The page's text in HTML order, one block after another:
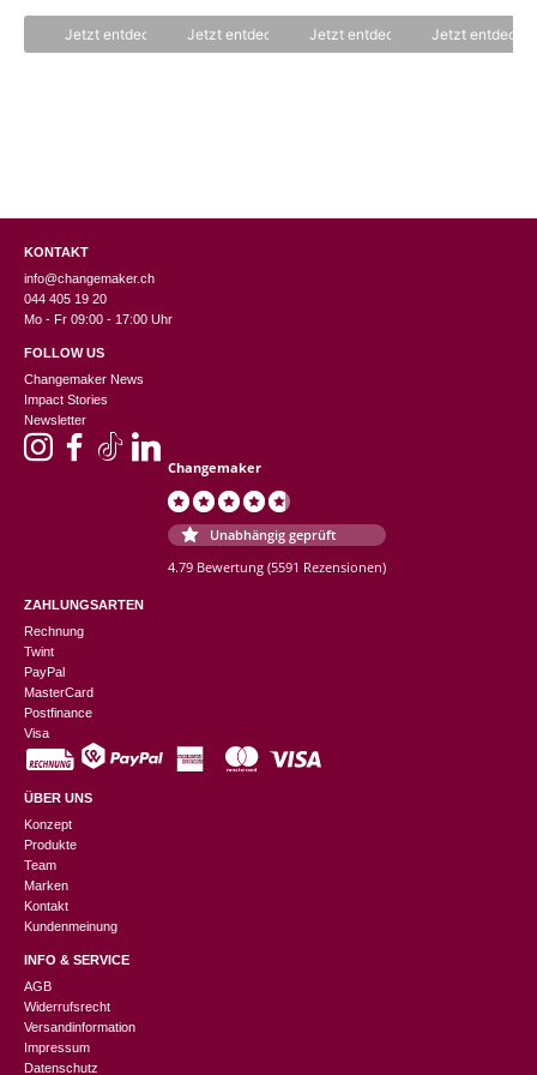
5
CHF 110.00
Preis
ist:
CHF 55.00.
Jetzt entdecken Jetzt entdecken Jetzt entdecken
5
ist:
Jetzt
KONTAKT
info@changemaker.ch
044 405 19 20
Mo - Fr 09:00 - 17:00 Uhr
FOLLOW US
Changemaker News
Impact Stories
Newsletter
Changemaker
Unabhängig geprüft
4.79 Bewertung (5591 Rezensionen)
ZAHLUNGSARTEN
Rechnung
Twint
PayPal
MasterCard
Postfinance
Visa
ÜBER UNS
Konzept
Produkte
Team
Marken
Kontakt
Kundenmeinung
INFO & SERVICE
AGB
Widerrufsrecht
Versandinformation
Impressum
Datenschutz